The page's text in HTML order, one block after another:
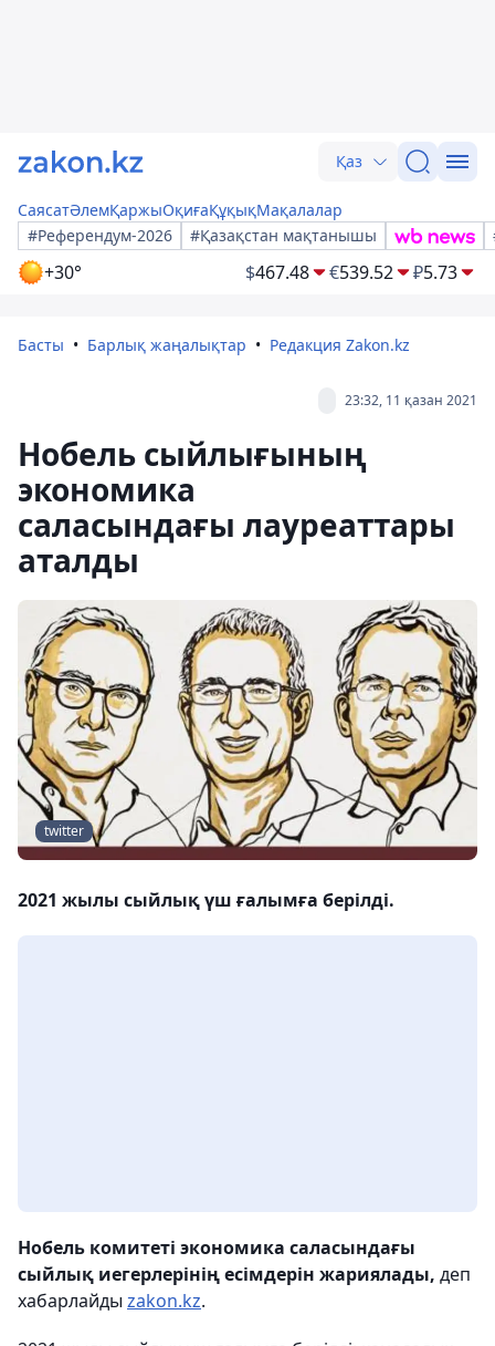
Қаз
СаясатӘлемҚаржыОқиғаҚұқықМақалалар
#Референдум-2026
#Қазақстан мақтанышы
+30° $467.48 €539.52 ₽5.73
Басты Барлық жаңалықтар Редакция Zakon.kz
23:32, 11 қазан 2021
Нобель сыйлығының
экономика
саласындағы лауреаттары
аталды
twitter
2021 жылы сыйлық үш ғалымға берілді.
Нобель комитеті экономика саласындағы
сыйлық иегерлерінің есімдерін жариялады, деп
хабарлайды zakon.kz.